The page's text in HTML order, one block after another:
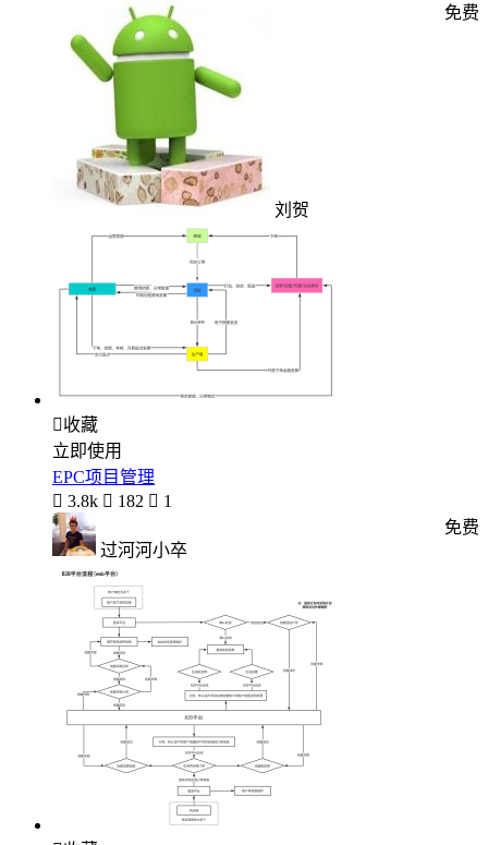
刘贺
免费
收藏
立即使用
EPC项目管理
 3.8k  182  1
过河河小卒
免费